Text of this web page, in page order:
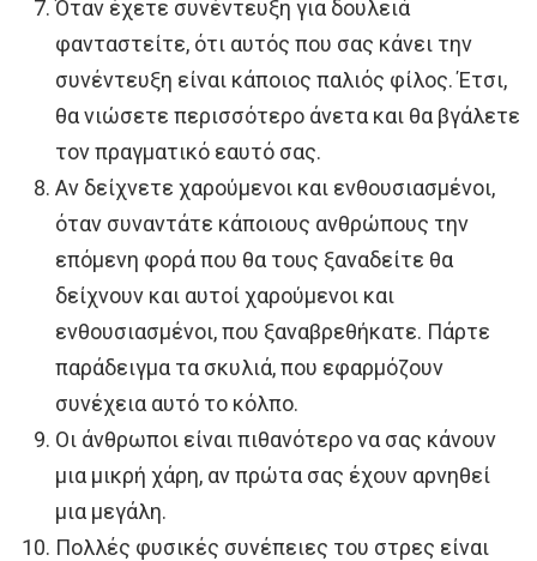
Όταν έχετε συνέντευξη για δουλειά
φανταστείτε, ότι αυτός που σας κάνει την
συνέντευξη είναι κάποιος παλιός φίλος. Έτσι,
θα νιώσετε περισσότερο άνετα και θα βγάλετε
τον πραγματικό εαυτό σας.
Αν δείχνετε χαρούμενοι και ενθουσιασμένοι,
όταν συναντάτε κάποιους ανθρώπους την
επόμενη φορά που θα τους ξαναδείτε θα
δείχνουν και αυτοί χαρούμενοι και
ενθουσιασμένοι, που ξαναβρεθήκατε. Πάρτε
παράδειγμα τα σκυλιά, που εφαρμόζουν
συνέχεια αυτό το κόλπο.
Οι άνθρωποι είναι πιθανότερο να σας κάνουν
μια μικρή χάρη, αν πρώτα σας έχουν αρνηθεί
μια μεγάλη.
Πολλές φυσικές συνέπειες του στρες είναι